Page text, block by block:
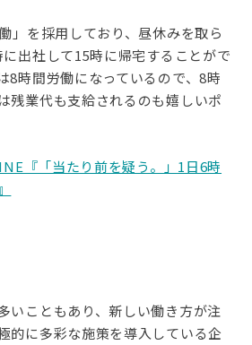
」を採用しており、昼休みを取ら
出社して15時に帰宅することがで
8時間労働になっているので、8時
残業代も支給されるのも嬉しいポ
『「当たり前を疑う。」1日6時
いこともあり、新しい働き方が注
的に多彩な施策を導入している企